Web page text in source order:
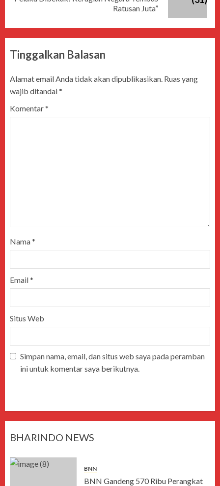
Ratusan Juta”
Tinggalkan Balasan
Alamat email Anda tidak akan dipublikasikan. Ruas yang
wajib ditandai*
Komentar*
Nama*
Email*
Situs Web
Simpan nama, email, dan situs web saya pada peramban
ini untuk komentar saya berikutnya.
BHARINDO NEWS
BNN
BNN Gandeng 570 Ribu Perangkat